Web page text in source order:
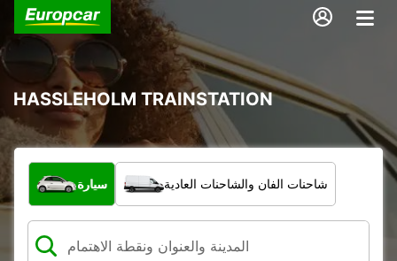
HASSLEHOLM TRAINSTATION
ما نوع المركبة؟
سيارة شاحنات الفان والشاحنات العادية